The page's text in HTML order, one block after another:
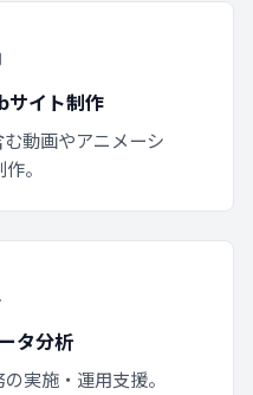
サイト制作
動画やアニメーシ
。
タ分析
実施・運用支援。